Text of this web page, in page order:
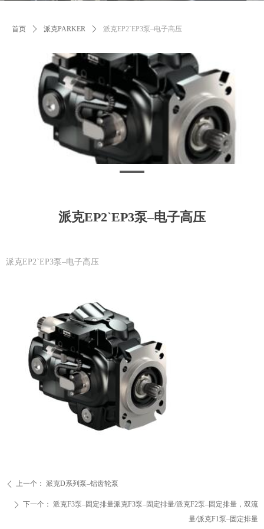
首页 ꄲ 派克PARKER ꄲ 派克EP2`EP3泵–电子高压
派克EP2`EP3泵–电子高压
派克EP2`EP3泵–电子高压
ꄴ 上一个： 派克D系列泵–铝齿轮泵
ꄲ 下一个： 派克F3泵–固定排量派克F3泵–固定排量/派克F2泵–固定排量，双流
量/派克F1泵–固定排量